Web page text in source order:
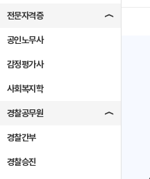
전문자격증
공인노무사
감정평가사
사회복지학
경찰공무원
경찰간부
경찰승진